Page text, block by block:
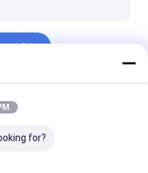
for?